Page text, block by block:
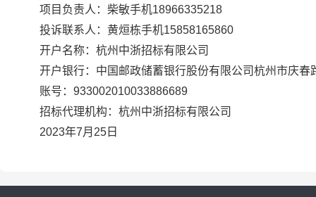
项目负责人：柴敏手机18966335218
投诉联系人：黄烜栋手机15858165860
开户名称：杭州中浙招标有限公司
开户银行：中国邮政储蓄银行股份有限公司杭州市庆春
账号：933002010033886689
招标代理机构：杭州中浙招标有限公司
2023年7月25日